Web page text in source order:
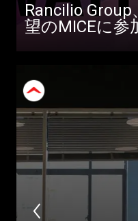
Rancilio
望のMICEに参